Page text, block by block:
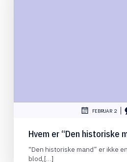
FEBRUAR 2
Hvem er “Den historiske
“Den historiske mand” er ikke
blod,[…]